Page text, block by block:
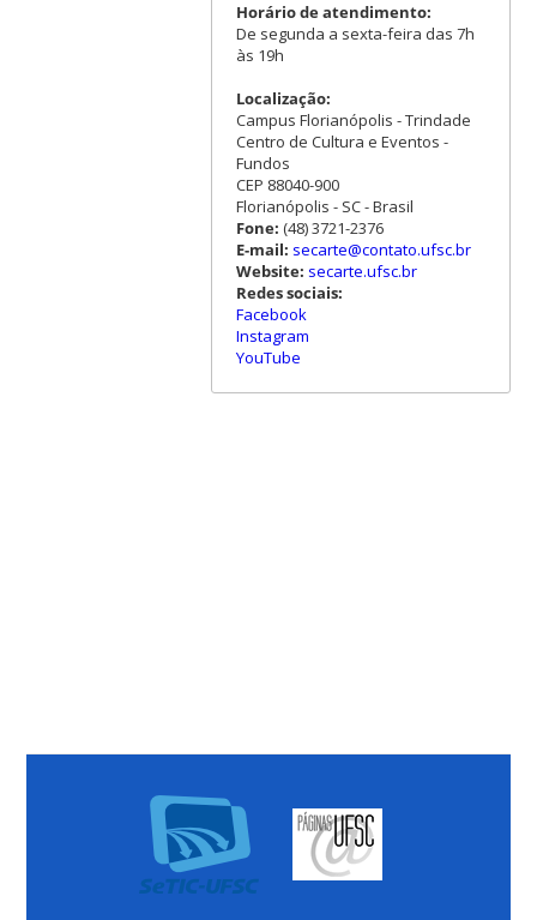
Horário de atendimento:
De segunda a sexta-feira das 7h
às 19h
Localização:
Campus Florianópolis - Trindade
Centro de Cultura e Eventos -
Fundos
CEP 88040-900
Florianópolis - SC - Brasil
Fone: (48) 3721-2376
E-mail: secarte@contato.ufsc.br
Website: secarte.ufsc.br
Redes sociais:
Facebook
Instagram
YouTube